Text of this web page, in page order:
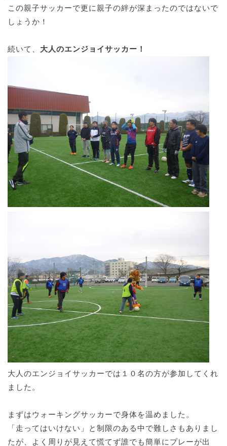
この親子サッカーで更に親子の絆が深まったのではないで
しょうか！
続いて、 大人のエンジョイサッカー！
大人のエンジョイサッカーでは１０名の方が参加してくれ
ました。
まずはウォーキングサッカーで身体を温めました。
「走ってはいけない」と制限のある中で難しさもありまし
たが、よく周りが見えて慌てず誰でも簡単にプレーが出